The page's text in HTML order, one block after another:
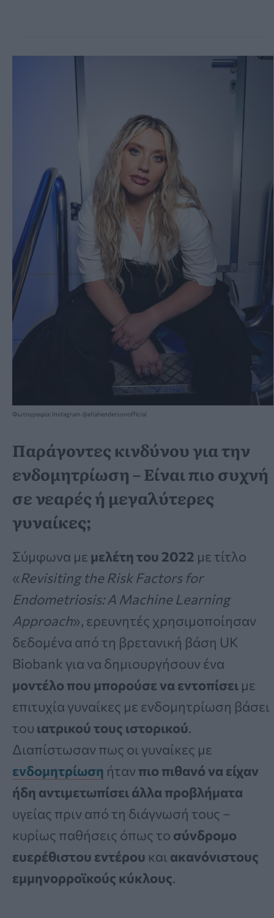
Φωτογραφία: Instagram @ellahendersonofficial
Παράγοντες κινδύνου για την
ενδομητρίωση – Είναι πιο συχνή
σε νεαρές ή μεγαλύτερες
γυναίκες;
Σύμφωνα με μελέτη του 2022 με τίτλο
«Revisiting the Risk Factors for
Endometriosis: A Machine Learning
Approach», ερευνητές χρησιμοποίησαν
δεδομένα από τη βρετανική βάση UK
Biobank για να δημιουργήσουν ένα
μοντέλο που μπορούσε να εντοπίσει με
επιτυχία γυναίκες με ενδομητρίωση βάσει
του ιατρικού τους ιστορικού.
Διαπίστωσαν πως οι γυναίκες με
ενδομητρίωση ήταν πιο πιθανό να είχαν
ήδη αντιμετωπίσει άλλα προβλήματα
υγείας πριν από τη διάγνωσή τους –
κυρίως παθήσεις όπως το σύνδρομο
ευερέθιστου εντέρου και ακανόνιστους
εμμηνορροϊκούς κύκλους.